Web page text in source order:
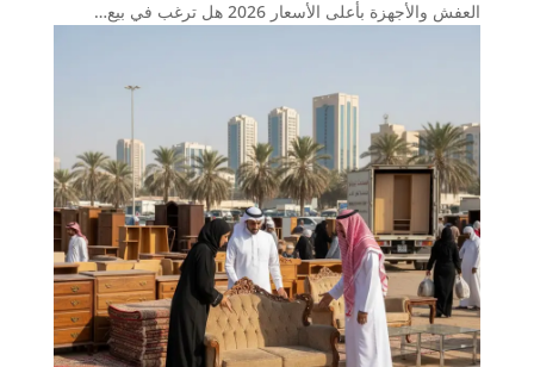
العفش والأجهزة بأعلى الأسعار 2026 هل ترغب في بيع…